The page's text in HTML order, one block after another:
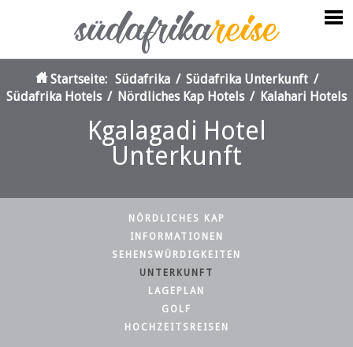
Kgalagadi Hotel
Unterkunft
Startseite: Südafrika / Südafrika Unterkunft /
Südafrika Hotels / Nördliches Kap Hotels / Kalahari Hotels
NÖRDLICHES KAP
INFORMATIONEN
SEHENSWÜRDIGKEITEN
UNTERKUNFT
LAGEPLAN
GOLF
HOCHZEITSREISEN